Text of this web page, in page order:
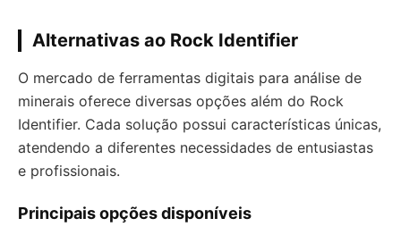
Alternativas ao Rock Identifier
O mercado de ferramentas digitais para análise de
minerais oferece diversas opções além do Rock
Identifier. Cada solução possui características únicas,
atendendo a diferentes necessidades de entusiastas
e profissionais.
Principais opções disponíveis